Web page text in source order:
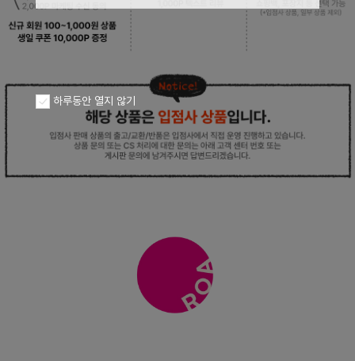
페이코 ID로
PAYCO 바로구
하루동안 열지 않기